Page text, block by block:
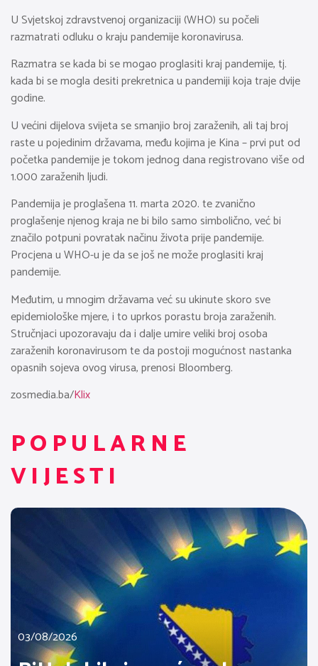
U Svjetskoj zdravstvenoj organizaciji (WHO) su počeli
razmatrati odluku o kraju pandemije koronavirusa.
Razmatra se kada bi se mogao proglasiti kraj pandemije, tj.
kada bi se mogla desiti prekretnica u pandemiji koja traje dvije
godine.
U većini dijelova svijeta se smanjio broj zaraženih, ali taj broj
raste u pojedinim državama, među kojima je Kina – prvi put od
početka pandemije je tokom jednog dana registrovano više od
1.000 zaraženih ljudi.
Pandemija je proglašena 11. marta 2020. te zvanično
proglašenje njenog kraja ne bi bilo samo simbolično, već bi
značilo potpuni povratak načinu života prije pandemije.
Procjena u WHO-u je da se još ne može proglasiti kraj
pandemije.
Međutim, u mnogim državama već su ukinute skoro sve
epidemiološke mjere, i to uprkos porastu broja zaraženih.
Stručnjaci upozoravaju da i dalje umire veliki broj osoba
zaraženih koronavirusom te da postoji mogućnost nastanka
opasnih sojeva ovog virusa, prenosi Bloomberg.
zosmedia.ba/Klix
POPULARNE
VIJESTI
03/08/2026